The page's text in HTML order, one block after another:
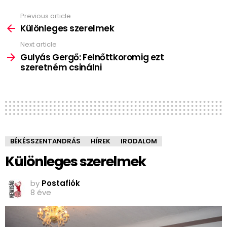
more
Previous article
Különleges szerelmek
Next article
Gulyás Gergő: Felnőttkoromig ezt
szeretném csinálni
BÉKÉSSZENTANDRÁS HÍREK IRODALOM
Különleges szerelmek
by Postafiók
8 éve